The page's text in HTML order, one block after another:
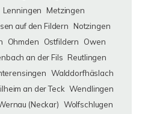
Lenningen
Metzingen
auf den Fildern
Notzingen
Ohmden Ostfildern
Owen
an der Fils Reutlingen
Walddorfhäslach
an der Teck Wendlingen
(Neckar) Wolfschlugen